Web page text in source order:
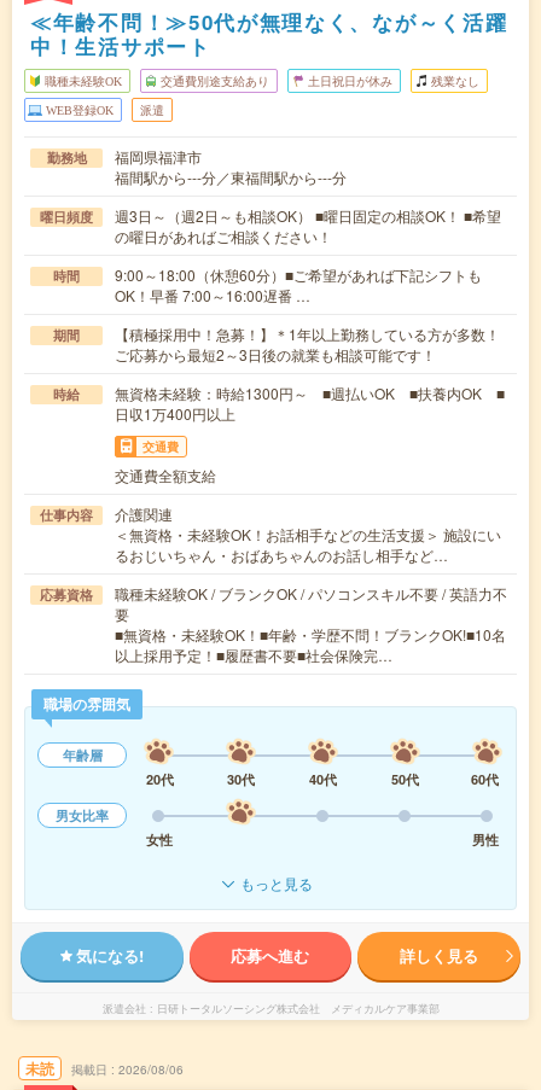
≪年齢不問！≫50代が無理なく、なが～く活躍
中！生活サポート
職種未経験OK 交通費別途支給あり 土日祝日が休み 残業なし
WEB登録OK 派遣
勤務地
福岡県福津市
福間駅から---分／東福間駅から---分
曜日頻度
週3日～（週2日～も相談OK） ■曜日固定の相談OK！ ■希望
の曜日があればご相談ください！
時間
9:00～18:00（休憩60分）■ご希望があれば下記シフトも
OK！早番 7:00～16:00遅番 …
期間
【積極採用中！急募！】＊1年以上勤務している方が多数！
ご応募から最短2～3日後の就業も相談可能です！
時給
無資格未経験：時給1300円～ ■週払いOK ■扶養内OK ■
日収1万400円以上
交通費
交通費全額支給
仕事内容
介護関連
＜無資格・未経験OK！お話相手などの生活支援＞ 施設にい
るおじいちゃん・おばあちゃんのお話し相手など…
応募資格
職種未経験OK / ブランクOK / パソコンスキル不要 / 英語力不
要
■無資格・未経験OK！■年齢・学歴不問！ブランクOK!■10名
以上採用予定！■履歴書不要■社会保険完…
職場の雰囲気
年齢層
20代
30代 40代 50代
60代
男女比率
女性
男性
もっと見る
気になる! 応募へ進む 詳しく見る
派遣会社 日研トータルソーシング株式会社 メディカルケア事業部
未読 掲載日 2026/08/06